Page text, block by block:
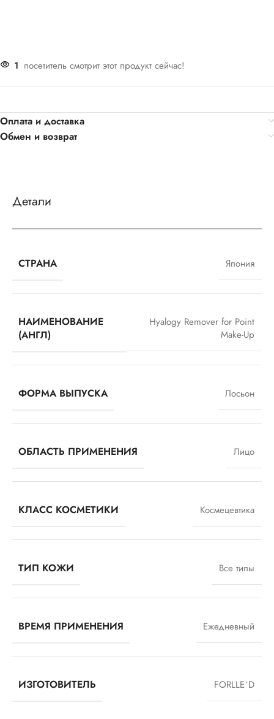
1 посетитель смотрит этот продукт сейчас!
Оплата и доставка
Обмен и возврат
Детали
СТРАНА Япония
НАИМЕНОВАНИЕ
(АНГЛ)
Hyalogy Remover for Point
Make-Up
ФОРМА ВЫПУСКА Лосьон
ОБЛАСТЬ ПРИМЕНЕНИЯ Лицо
КЛАСС КОСМЕТИКИ Космецевтика
ТИП КОЖИ Все типы
ВРЕМЯ ПРИМЕНЕНИЯ Ежедневный
ИЗГОТОВИТЕЛЬ FORLLE`D